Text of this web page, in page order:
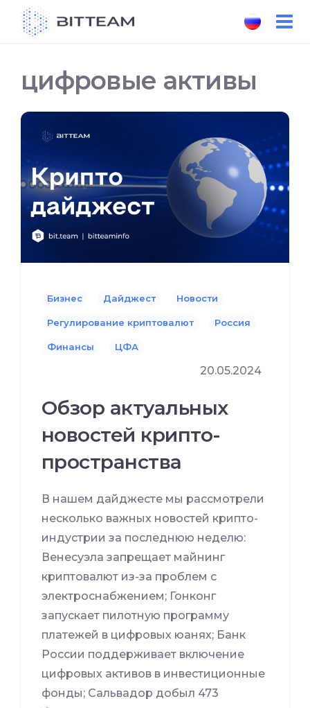
цифровые активы
Бизнес Дайджест Новости
Регулирование криптовалют Россия
Финансы ЦФА
20.05.2024
Обзор актуальных
новостей крипто-
пространства
В нашем дайджесте мы рассмотрели
несколько важных новостей крипто-
индустрии за последнюю неделю:
Венесуэла запрещает майнинг
криптовалют из-за проблем с
электроснабжением; Гонконг
запускает пилотную программу
платежей в цифровых юанях; Банк
России поддерживает включение
цифровых активов в инвестиционные
фонды; Сальвадор добыл 473